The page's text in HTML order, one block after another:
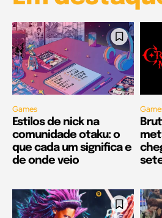
Games
Estilos de nick na
comunidade otaku: o
que cada um significa e
de onde veio